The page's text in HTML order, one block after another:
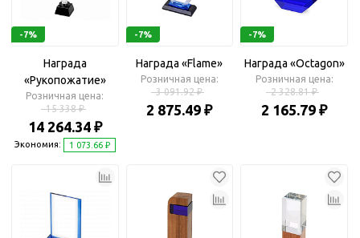
-7%
Награда
«Рукопожатие»
Розничная цена:
15 338 ₽
14 264.34 ₽
Экономия: 1 073.66 ₽
-7%
Награда «Flame»
Розничная цена:
3 091.92 ₽
2 875.49 ₽
-7%
Награда «Octagon»
Розничная цена:
2 328.81 ₽
2 165.79 ₽